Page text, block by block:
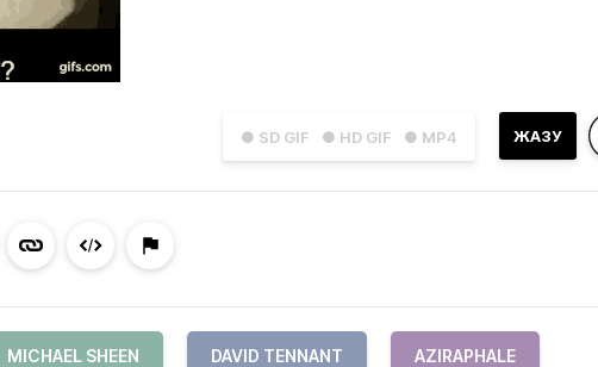
● SD GIF ● HD GIF ● MP4 ЖАЗУ
MICHAEL SHEEN DAVID TENNANT AZIRAPHALE